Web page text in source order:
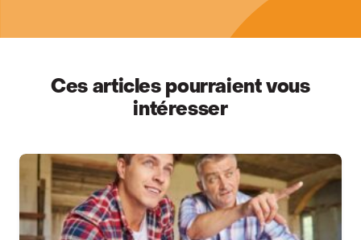
Ces articles pourraient vous
intéresser